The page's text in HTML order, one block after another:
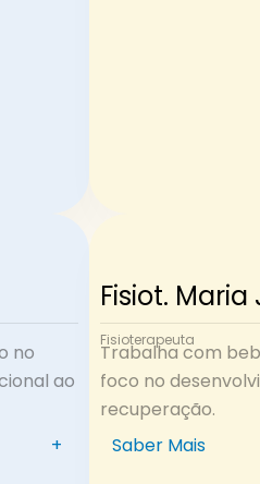
no
ao
+
Fisiot.
Fisioterapeuta
Trabalha com
foco no
recuperação.
Saber Mais